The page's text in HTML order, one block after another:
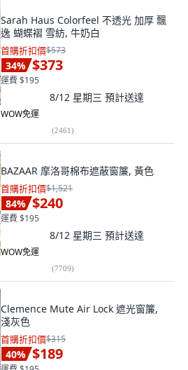
Sarah Haus Colorfeel 不透光 加厚 飄
逸 蝴蝶褶 雪紡, 牛奶白
首購折扣價$573
34% $373
運費 $195
8/12 星期三 預計送達
WOW免運
(2461)
BAZAAR 摩洛哥棉布遮蔽窗簾, 黃色
首購折扣價$1,521
84% $240
運費 $195
8/12 星期三 預計送達
WOW免運
(7709)
Clemence Mute Air Lock 遮光窗簾,
淺灰色
首購折扣價$315
40% $189